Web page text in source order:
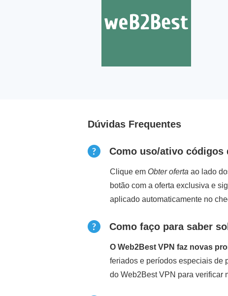
Dúvidas Frequentes
Como uso/ativo códigos
Clique em Obter oferta ao lado
botão com a oferta exclusiva e
aplicado automaticamente no
Como faço para saber
O Web2Best VPN faz novas
feriados e períodos especiais de
do Web2Best VPN para verificar